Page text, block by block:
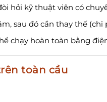
hỏi kỹ thuật viên có
sau đó cần thay thế (chi
chạy hoàn toàn bằng
toàn cầu